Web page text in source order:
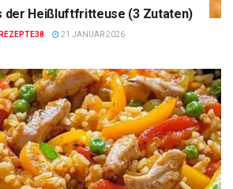
der Heißluftfritteuse (3 Zutaten)
REZEPTE38 21 JANUAR 2026